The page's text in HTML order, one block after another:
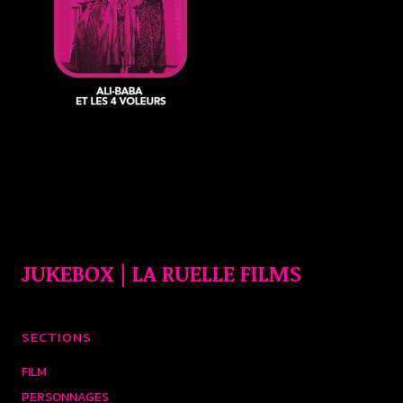
JUKEBOX | LA RUELLE FILMS
SECTIONS
FILM
PERSONNAGES